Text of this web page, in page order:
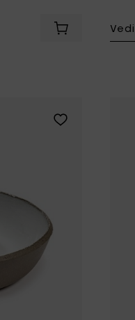
Aggiungi
Aggiungi